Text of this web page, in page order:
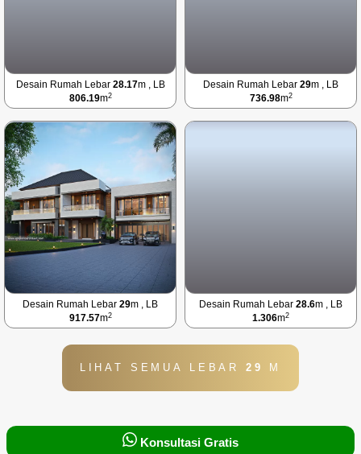
Desain Rumah Lebar 28.17m , LB
806.19m2
Desain Rumah Lebar 29m , LB
736.98m2
Desain Rumah Lebar 29m , LB
917.57m2
Desain Rumah Lebar 28.6m , LB
1.306m2
LIHAT SEMUA LEBAR 29 M
Konsultasi Gratis